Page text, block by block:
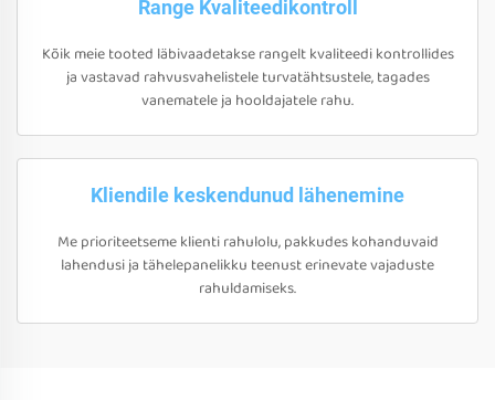
Range Kvaliteedikontroll
Kõik meie tooted läbivaadetakse rangelt kvaliteedi kontrollides
ja vastavad rahvusvahelistele turvatähtsustele, tagades
vanematele ja hooldajatele rahu.
Kliendile keskendunud lähenemine
Me prioriteetseme klienti rahulolu, pakkudes kohanduvaid
lahendusi ja tähelepanelikku teenust erinevate vajaduste
rahuldamiseks.